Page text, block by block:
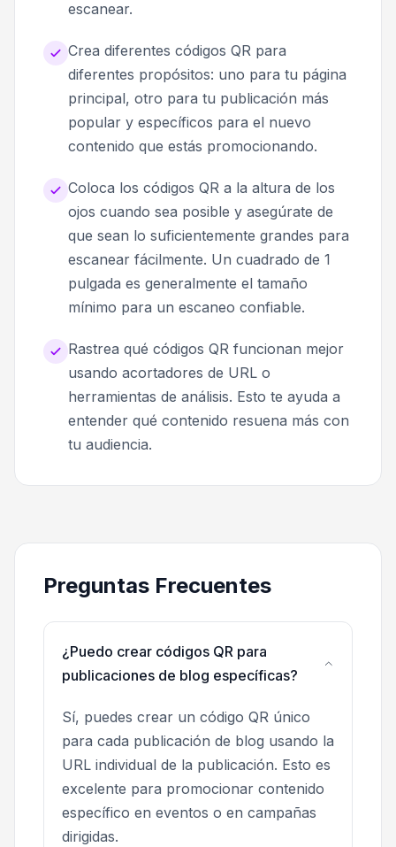
escanear.
Crea diferentes códigos QR para
diferentes propósitos: uno para tu página
principal, otro para tu publicación más
popular y específicos para el nuevo
contenido que estás promocionando.
Coloca los códigos QR a la altura de los
ojos cuando sea posible y asegúrate de
que sean lo suficientemente grandes para
escanear fácilmente. Un cuadrado de 1
pulgada es generalmente el tamaño
mínimo para un escaneo confiable.
Rastrea qué códigos QR funcionan mejor
usando acortadores de URL o
herramientas de análisis. Esto te ayuda a
entender qué contenido resuena más con
tu audiencia.
Preguntas Frecuentes
¿Puedo crear códigos QR para
publicaciones de blog específicas?
Sí, puedes crear un código QR único
para cada publicación de blog usando la
URL individual de la publicación. Esto es
excelente para promocionar contenido
específico en eventos o en campañas
dirigidas.